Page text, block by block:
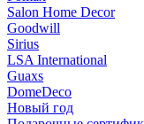
Salon Home Decor
Goodwill
Sirius
LSA International
Guaxs
DomeDeco
Новый год